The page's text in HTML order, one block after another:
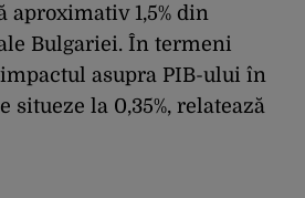
aproximativ 1,5% din
Bulgariei. În termeni
asupra PIB-ului în
situeze la 0,35%, relatează